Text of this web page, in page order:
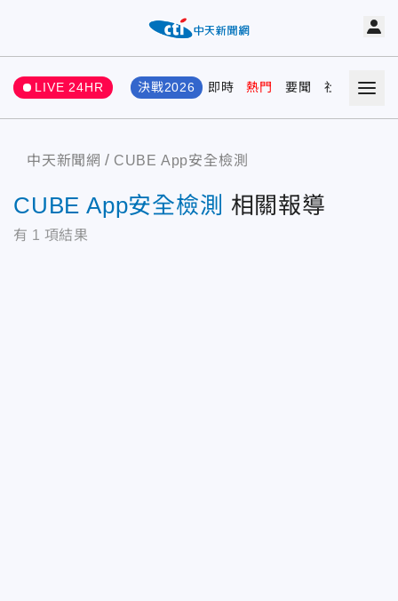
LIVE 24HR 決戰2026 即時 熱門 要聞 社會 娛樂
中天新聞網 CUBE App安全檢測
CUBE App安全檢測 相關報導
有 1 項結果